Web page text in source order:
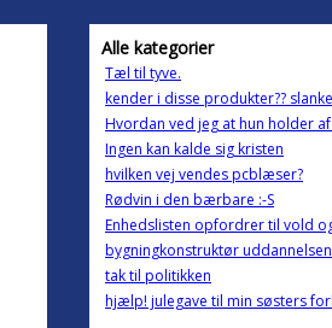
Alle kategorier
Tæl til tyve.
kender i disse produkter??
Hvordan ved jeg at hun holder
Ingen kan kalde sig kristen
hvilken vej vendes pcblæser?
Rødvin i den bærbare :-S
Enhedslisten opfordrer til vold
bygningkonstruktør
tak til politikken
hjælp! julegave til min søsters